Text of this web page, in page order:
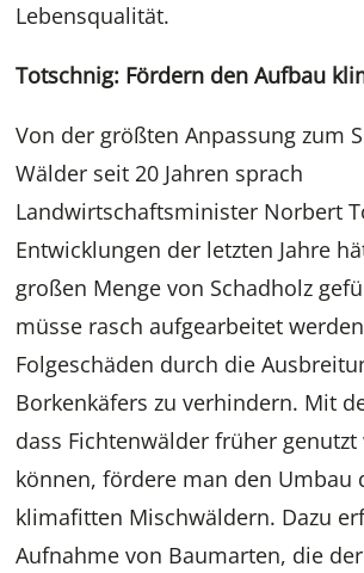
Lebensqualität.
Totschnig: Fördern den Aufbau
Von der größten Anpassung zum
Wälder seit 20 Jahren sprach
Landwirtschaftsminister Norbert
Entwicklungen der letzten Jahre
großen Menge von Schadholz
müsse rasch aufgearbeitet
Folgeschäden durch die
Borkenkäfers zu verhindern. Mit
dass Fichtenwälder früher genutzt
können, fördere man den Umbau
klimafitten Mischwäldern. Dazu
Aufnahme von Baumarten, die